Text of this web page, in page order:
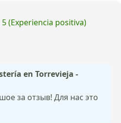
5 (Experiencia positiva)
en Torrevieja -
за отзыв! Для нас это